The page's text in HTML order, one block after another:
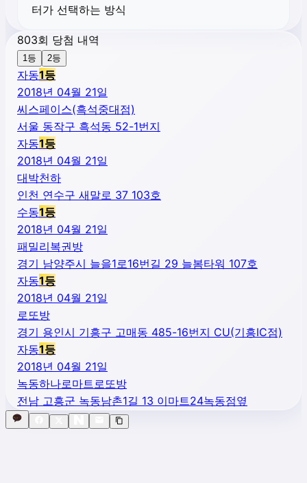
터가 선택하는 방식
803회 당첨 내역
1등 2등
자동1등
2018년 04월 21일
씨스페이스(흑석중대점)
서울 동작구 흑석동 52-1번지
자동1등
2018년 04월 21일
대박천하
인천 연수구 새말로 37 103호
수동1등
2018년 04월 21일
패밀리복권방
경기 남양주시 늘을1로16번길 29 늘봄타워 107호
자동1등
2018년 04월 21일
로또방
경기 용인시 기흥구 고매동 485-16번지 CU(기흥IC점)
자동1등
2018년 04월 21일
녹동하나로마트로또방
전남 고흥군 녹동남촌1길 13 이마트24녹동점옆